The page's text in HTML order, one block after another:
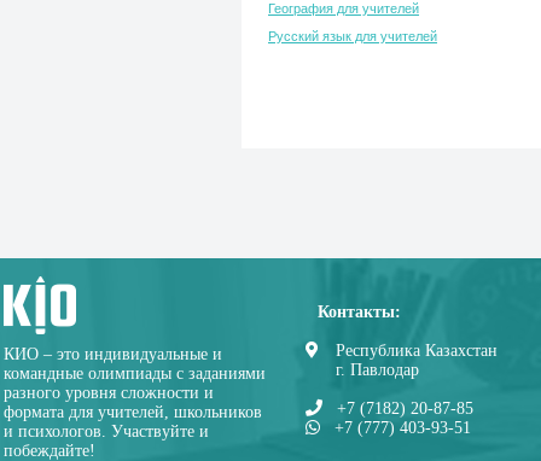
География для учителей
Русский язык для учителей
КИО – это индивидуальные и
командные олимпиады с заданиями
разного уровня сложности и
формата для учителей, школьников
и психологов. Участвуйте и
побеждайте!
Контакты:
Республика Казахстан
г. Павлодар
+7 (7182) 20-87-85
+7 (777) 403-93-51